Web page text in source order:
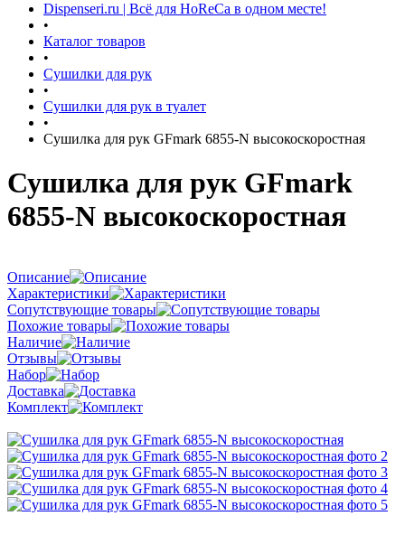
Dispenseri.ru | Всё для HoReCa в одном месте!
•
Каталог товаров
•
Сушилки для рук
•
Сушилки для рук в туалет
•
Сушилка для рук GFmark 6855-N высокоскоростная
Сушилка для рук GFmark
6855-N высокоскоростная
Описание
Характеристики
Сопутствующие товары
Похожие товары
Наличие
Отзывы
Набор
Доставка
Комплект